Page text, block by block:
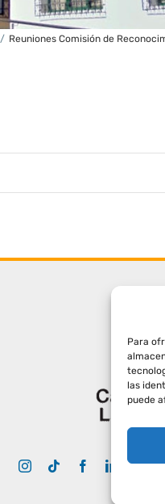
Para
las
puede
/ Reuniones Comisión de